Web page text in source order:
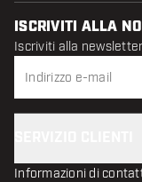
ISCRIVITI ALLA
Iscriviti alla
Informazioni di